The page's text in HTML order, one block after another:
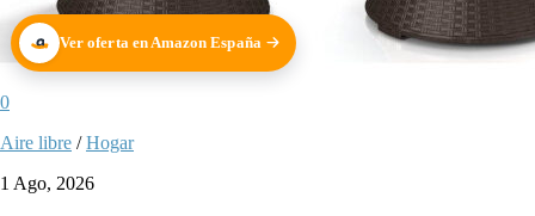
Ver oferta en Amazon España
0
Aire libre /Hogar
1 Ago, 2026